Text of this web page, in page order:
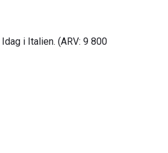
i Italien. (ARV: 9 800